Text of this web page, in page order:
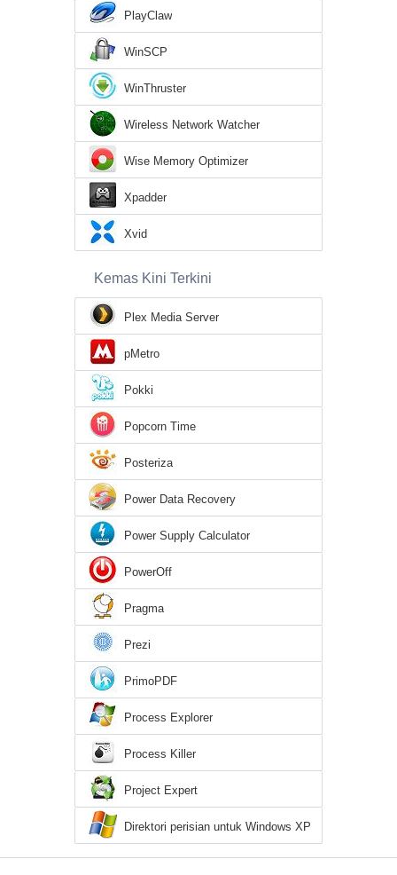
PlayClaw
WinSCP
WinThruster
Wireless Network Watcher
Wise Memory Optimizer
Xpadder
Xvid
Kemas Kini Terkini
Plex Media Server
pMetro
Pokki
Popcorn Time
Posteriza
Power Data Recovery
Power Supply Calculator
PowerOff
Pragma
Prezi
PrimoPDF
Process Explorer
Process Killer
Project Expert
Direktori perisian untuk Windows XP